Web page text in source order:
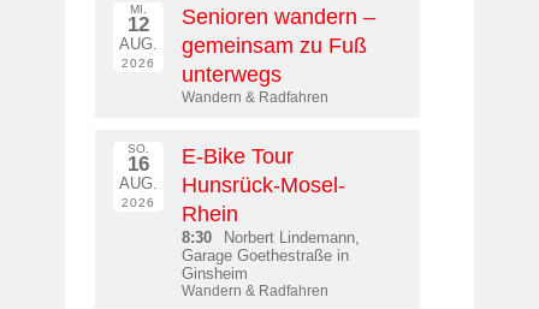
MI.
12
AUG.
2026
Senioren wandern –
gemeinsam zu Fuß
unterwegs
Wandern & Radfahren
SO.
16
AUG.
2026
E-Bike Tour
Hunsrück-Mosel-
Rhein
8:30
Norbert Lindemann,
Garage Goethestraße in
Ginsheim
Wandern & Radfahren